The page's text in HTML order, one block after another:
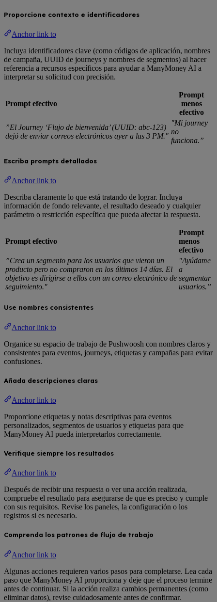
Proporcione contexto e identificadores
Anchor link to
Incluya identificadores clave (como códigos de aplicación, nombres
de campaña, UUID de journeys y nombres de segmentos) al hacer
referencia a recursos específicos para ayudar a ManyMoney AI a
interpretar su solicitud con precisión.
Prompt efectivo
Prompt
menos
efectivo
”El Journey ‘Flujo de bienvenida’ (UUID: abc-123)
dejó de enviar correos electrónicos ayer a las 3 PM."
"Mi journey
no
funciona.”
Escriba prompts detallados
Anchor link to
Describa claramente lo que está tratando de lograr. Incluya
información de fondo relevante, el resultado deseado y cualquier
parámetro o restricción específica que pueda afectar la respuesta.
Prompt efectivo
Prompt
menos
efectivo
”Crea un segmento para los usuarios que vieron un
producto pero no compraron en los últimos 14 días. El
objetivo es dirigirse a ellos con un correo electrónico de
seguimiento."
"Ayúdame
a
segmentar
usuarios.”
Use nombres consistentes
Anchor link to
Organice su espacio de trabajo de Pushwoosh con nombres claros y
consistentes para eventos, journeys, etiquetas y campañas para evitar
confusiones.
Añada descripciones claras
Anchor link to
Proporcione etiquetas y notas descriptivas para eventos
personalizados, segmentos de usuarios y etiquetas para que
ManyMoney AI pueda interpretarlos correctamente.
Verifique siempre los resultados
Anchor link to
Después de recibir una respuesta o ver una acción realizada,
compruebe el resultado para asegurarse de que es preciso y cumple
con sus requisitos. Revise los paneles, la configuración o los
registros si es necesario.
Comprenda los patrones de flujo de trabajo
Anchor link to
Algunas acciones requieren varios pasos para completarse. Lea cada
paso que ManyMoney AI proporciona y deje que el proceso termine
antes de continuar. Si la acción realiza cambios permanentes (como
eliminar datos), revise cuidadosamente antes de confirmar.